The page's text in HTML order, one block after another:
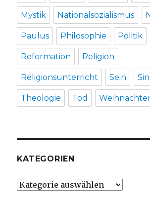
Mystik Nationalsozialismus
Paulus Philosophie Politik
Reformation Religion
Religionsunterricht Sein
Theologie Tod
KATEGORIEN
Kategorien